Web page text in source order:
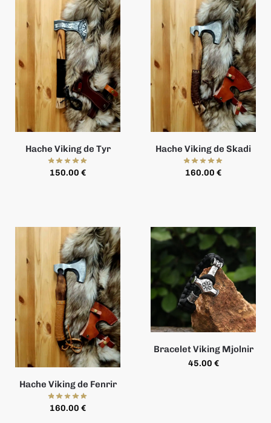
Hache Viking de Tyr
150.00 €
Hache Viking de Skadi
160.00 €
Hache Viking de Fenrir
160.00 €
Bracelet Viking Mjolnir
45.00 €